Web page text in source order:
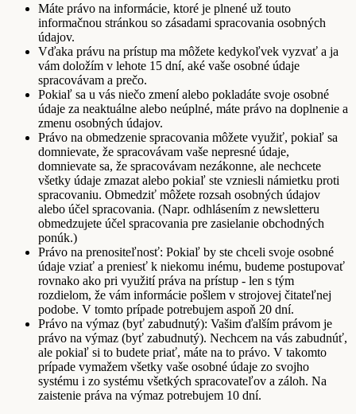
Máte právo na informácie, ktoré je plnené už touto
informačnou stránkou so zásadami spracovania osobných
údajov.
Vďaka právu na prístup ma môžete kedykoľvek vyzvať a ja
vám doložím v lehote 15 dní, aké vaše osobné údaje
spracovávam a prečo.
Pokiaľ sa u vás niečo zmení alebo pokladáte svoje osobné
údaje za neaktuálne alebo neúplné, máte právo na doplnenie a
zmenu osobných údajov.
Právo na obmedzenie spracovania môžete využiť, pokiaľ sa
domnievate, že spracovávam vaše nepresné údaje,
domnievate sa, že spracovávam nezákonne, ale nechcete
všetky údaje zmazat alebo pokiaľ ste vzniesli námietku proti
spracovaniu. Obmedziť môžete rozsah osobných údajov
alebo účel spracovania. (Napr. odhlásením z newsletteru
obmedzujete účel spracovania pre zasielanie obchodných
ponúk.)
Právo na prenositeľnosť: Pokiaľ by ste chceli svoje osobné
údaje vziať a preniesť k niekomu inému, budeme postupovať
rovnako ako pri využití práva na prístup - len s tým
rozdielom, že vám informácie pošlem v strojovej čitateľnej
podobe. V tomto prípade potrebujem aspoň 20 dní.
Právo na výmaz (byť zabudnutý): Vašim ďalším právom je
právo na výmaz (byť zabudnutý). Nechcem na vás zabudnúť,
ale pokiaľ si to budete priať, máte na to právo. V takomto
prípade vymažem všetky vaše osobné údaje zo svojho
systému i zo systému všetkých spracovateľov a záloh. Na
zaistenie práva na výmaz potrebujem 10 dní.